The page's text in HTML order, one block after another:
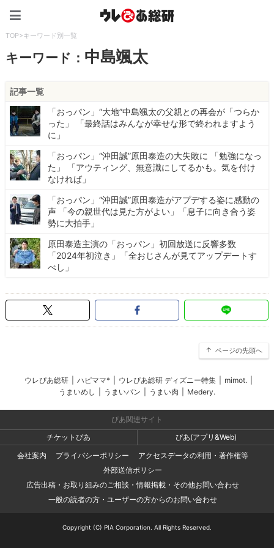
TOP>キーワード別一覧
キーワード： 中島颯太
記事一覧
「おっパン」“大地”中島颯太の父親との再会が「つらか
った」 「最終話はみんなが幸せな形で終われますよう
に」
「おっパン」“沖田誠”原田泰造の大失敗に 「勉強になっ
た」 「アウティング、無意識にしてるかも。気を付け
なければ」
「おっパン」“沖田誠”原田泰造がアプデする姿に感動の
声 「今の親世代は見た方がよい」「息子に向き合う姿
勢に大拍手」
原田泰造主演の「おっパン」初回放送に反響多数
「2024年初泣き」「全おじさんが見てアップデートす
べし」
ページの先頭へ
ウレぴあ総研 ハピママ* ウレぴあ総研 ディズニー特集 mimot.
うまいめし
うまいパン うまい肉 Medery.
ぴあ関連サイト
チケットぴあ
ぴあ(アプリ&Web)
会社案内
プライバシーポリシー
アクセスデータの利用・著作権等
外部送信ポリシー
広告出稿・お取り組みのご相談・情報掲載・その他お問い合わせ
一般の読者の方・ユーザーの方からのお問い合わせ
Copyright (C) PIA Corporation. All Rights Reserved.